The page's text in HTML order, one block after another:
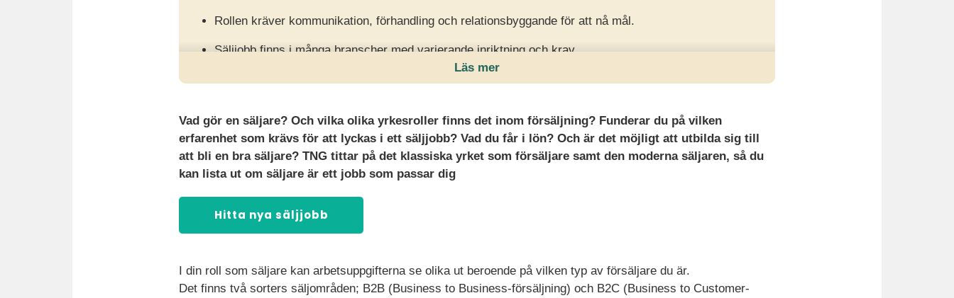
Rollen kräver kommunikation, förhandling och relationsbyggande för att nå mål.
Säljjobb finns i många branscher med varierande inriktning och krav.
Läs mer
Vad gör en säljare? Och vilka olika yrkesroller finns det inom försäljning? Funderar du på vilken
erfarenhet som krävs för att lyckas i ett säljjobb? Vad du får i lön? Och är det möjligt att utbilda sig till
att bli en bra säljare? TNG tittar på det klassiska yrket som försäljare samt den moderna säljaren, så du
kan lista ut om säljare är ett jobb som passar dig
Hitta nya säljjobb
I din roll som säljare kan arbetsuppgifterna se olika ut beroende på vilken typ av försäljare du är.
Det finns två sorters säljområden; B2B (Business to Business-försäljning) och B2C (Business to Customer-